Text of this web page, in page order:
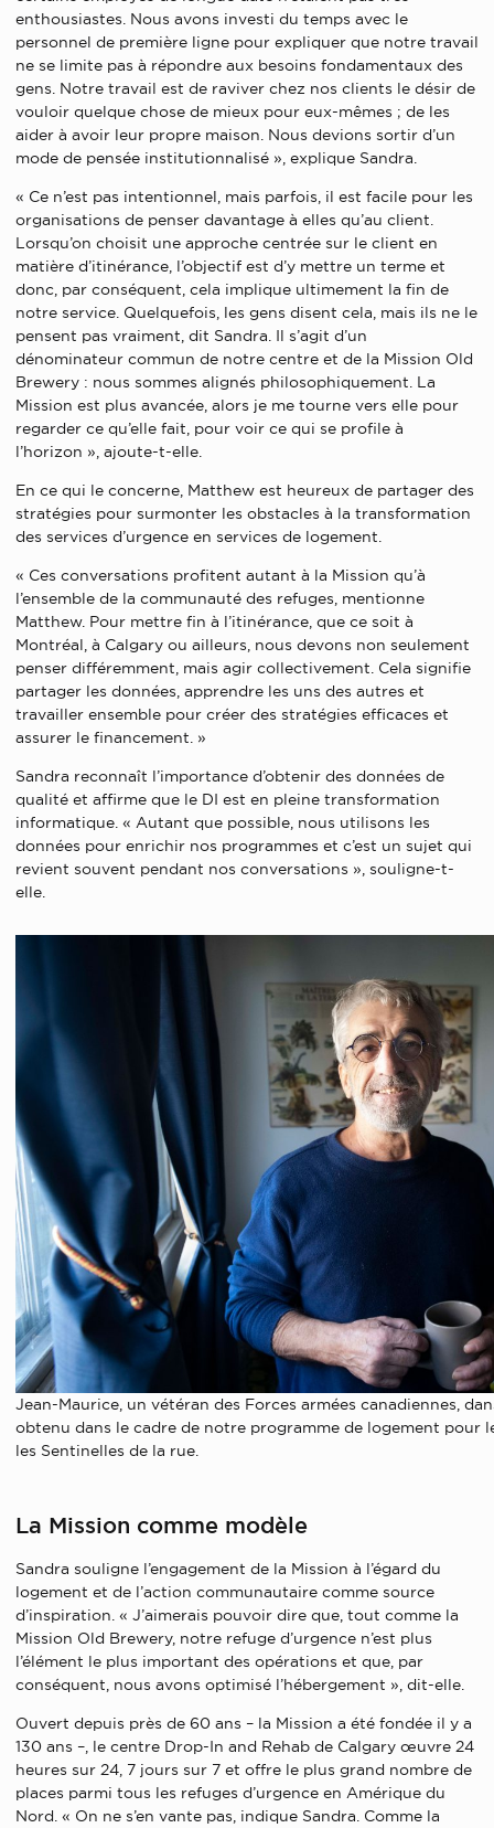
enthousiastes. Nous avons investi du temps avec le
personnel de première ligne pour expliquer que notre travail
ne se limite pas à répondre aux besoins fondamentaux des
gens. Notre travail est de raviver chez nos clients le désir de
vouloir quelque chose de mieux pour eux-mêmes ; de les
aider à avoir leur propre maison. Nous devions sortir d’un
mode de pensée institutionnalisé », explique Sandra.
« Ce n’est pas intentionnel, mais parfois, il est facile pour les
organisations de penser davantage à elles qu’au client.
Lorsqu’on choisit une approche centrée sur le client en
matière d’itinérance, l’objectif est d’y mettre un terme et
donc, par conséquent, cela implique ultimement la fin de
notre service. Quelquefois, les gens disent cela, mais ils ne le
pensent pas vraiment, dit Sandra. Il s’agit d’un
dénominateur commun de notre centre et de la Mission Old
Brewery : nous sommes alignés philosophiquement. La
Mission est plus avancée, alors je me tourne vers elle pour
regarder ce qu’elle fait, pour voir ce qui se profile à
l’horizon », ajoute-t-elle.
En ce qui le concerne, Matthew est heureux de partager des
stratégies pour surmonter les obstacles à la transformation
des services d’urgence en services de logement.
« Ces conversations profitent autant à la Mission qu’à
l’ensemble de la communauté des refuges, mentionne
Matthew. Pour mettre fin à l’itinérance, que ce soit à
Montréal, à Calgary ou ailleurs, nous devons non seulement
penser différemment, mais agir collectivement. Cela signifie
partager les données, apprendre les uns des autres et
travailler ensemble pour créer des stratégies efficaces et
assurer le financement. »
Sandra reconnaît l’importance d’obtenir des données de
qualité et affirme que le DI est en pleine transformation
informatique. « Autant que possible, nous utilisons les
données pour enrichir nos programmes et c’est un sujet qui
revient souvent pendant nos conversations », souligne-t-
elle.
Jean-Maurice, un vétéran des Forces armées canadiennes,
obtenu dans le cadre de notre programme de logement pour
les Sentinelles de la rue.
La Mission comme modèle
Sandra souligne l’engagement de la Mission à l’égard du
logement et de l’action communautaire comme source
d’inspiration. « J’aimerais pouvoir dire que, tout comme la
Mission Old Brewery, notre refuge d’urgence n’est plus
l’élément le plus important des opérations et que, par
conséquent, nous avons optimisé l’hébergement », dit-elle.
Ouvert depuis près de 60 ans – la Mission a été fondée il y a
130 ans –, le centre Drop-In and Rehab de Calgary œuvre 24
heures sur 24, 7 jours sur 7 et offre le plus grand nombre de
places parmi tous les refuges d’urgence en Amérique du
Nord. « On ne s’en vante pas, indique Sandra. Comme la